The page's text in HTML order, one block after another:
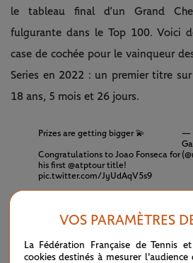
le tableau final d’un Grand
fulgurante dans le Top 100. Voici
case de cochée pour le vainqueur
Series en 2022 : un premier titre
18 ans, 5 mois et 26 jours.
Prizes are getting bigger 💫
Congratulations to Joao Fonseca for
his first @atptourtitle!
pic.twitter.com/JyUdAqV5s9
—
Cette victoire contre le
dans le Top 10 des plus jeunes
VOS PARAMÈTRES
La Fédération Française de Tennis
cookies destinés à mesurer